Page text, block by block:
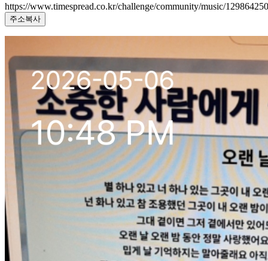
https://www.timespread.co.kr/challenge/community/music/129864250
주소복사